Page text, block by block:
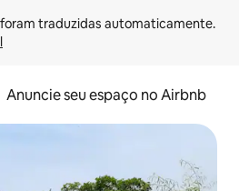
Anuncie seu espaço no Airbnb